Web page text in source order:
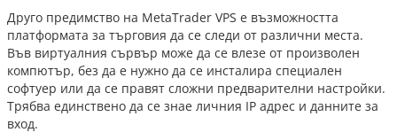
Друго предимство на MetaTrader VPS е възможността
платформата за търговия да се следи от различни места.
Във виртуалния сървър може да се влезе от произволен
компютър, без да е нужно да се инсталира специален
софтуер или да се правят сложни предварителни настройки.
Трябва единствено да се знае личния IP адрес и данните за
вход.